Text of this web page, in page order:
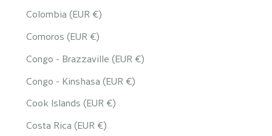
Colombia (EUR €)
Comoros (EUR €)
Congo - Brazzaville (EUR €)
Congo - Kinshasa (EUR €)
Cook Islands (EUR €)
Costa Rica (EUR €)